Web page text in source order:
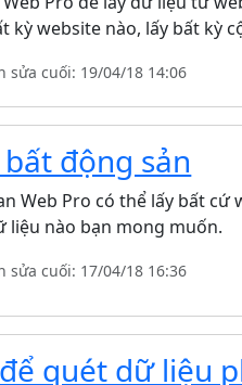
kỳ website nào, lấy bất kỳ
sửa cuối: 19/04/18 14:06
động sản
Web Pro có thể lấy bất cứ
nào bạn mong muốn.
sửa cuối: 17/04/18 16:36
quét dữ liệu